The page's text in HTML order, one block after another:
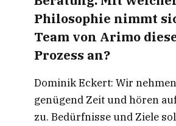
Philosophie nimmt
Team von Arimo
Prozess an?
Dominik Eckert: Wir
genügend Zeit und hören
zu. Bedürfnisse und Ziele